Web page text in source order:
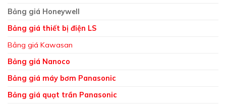
Bảng giá Honeywell
Bảng giá thiết bị điện LS
Bảng giá Kawasan
Bảng giá Nanoco
Bảng giá máy bơm Panasonic
Bảng giá quạt trần Panasonic